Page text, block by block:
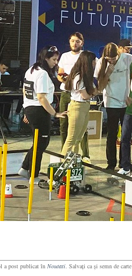
a post publicat în Noutati. Salvaţi ca şi semn de carte